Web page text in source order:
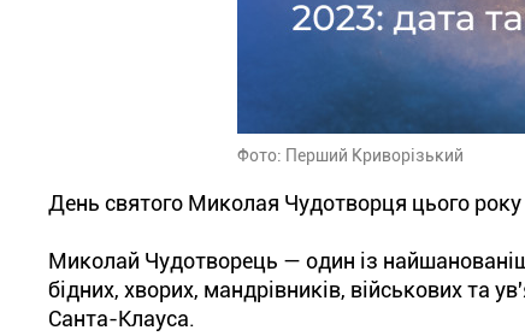
Фото: Перший Криворізький
День святого Миколая Чудотворця цього
Миколай Чудотворець — один із
бідних, хворих, мандрівників, військових та
Санта-Клауса.